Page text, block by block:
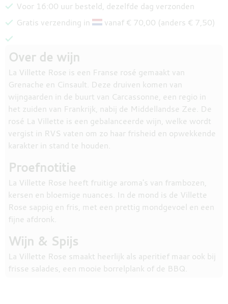
Voor 16:00 uur besteld, dezelfde dag verzonden
Gratis verzending in
vanaf € 70,00 (anders € 7,50)
Over de wijn
La Villette Rose is een Franse rosé gemaakt van
Grenache en Cinsault. Deze druiven komen van
wijngaarden in de buurt van Carcassonne, een regio in
het zuiden van Frankrijk, nabij de Middellandse Zee. De
rosé La Villette is een gebalanceerde wijn, welke wordt
vergist in RVS vaten om zo haar frisheid en opwekkende
karakter in stand te houden.
Proefnotitie
La Villette Rose heeft fruitige aroma's van frambozen,
kersen en bloemige nuances. In de mond is de Villette
Rose sappig en fris, met een prettig mondgevoel en een
fijne afdronk.
Wijn & Spijs
La Villette Rose smaakt heerlijk als aperitief maar ook bij
frisse salades, een mooie borrelplank of de BBQ.